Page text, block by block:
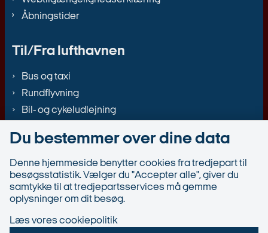
Åbningstider
Til/Fra lufthavnen
Bus og taxi
Rundflyvning
Bil- og cykeludlejning
Du bestemmer over dine data
Denne hjemmeside benytter cookies fra tredjepart til
besøgsstatistik. Vælger du "Accepter alle", giver du
samtykke til at tredjepartsservices må gemme
oplysninger om dit besøg.
Læs vores cookiepolitik